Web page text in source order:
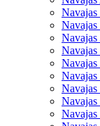
Navajas
Navajas
Navajas
Navajas
Navajas
Navajas
Navajas
Navajas